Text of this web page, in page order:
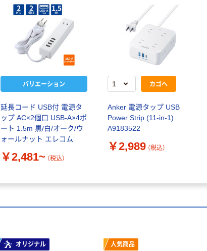
バリエーション
延長コード USB付 電源タ
ップ AC×2個口 USB-A×4ポ
ート 1.5m 黒/白/オーク/ウ
ォールナット エレコム
￥2,481~ （税込）
カゴへ
Anker 電源タップ USB
Power Strip (11-in-1)
A9183522
￥2,989 （税込）
オリジナル 人気商品